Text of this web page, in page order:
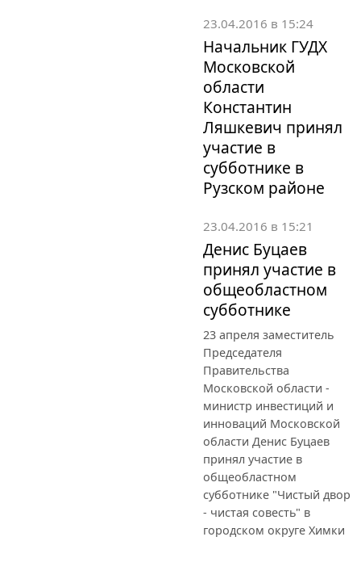
23.04.2016 в 15:24
Начальник ГУДХ
Московской
области
Константин
Ляшкевич принял
участие в
субботнике в
Рузском районе
23.04.2016 в 15:21
Денис Буцаев
принял участие в
общеобластном
субботнике
23 апреля заместитель
Председателя
Правительства
Московской области -
министр инвестиций и
инноваций Московской
области Денис Буцаев
принял участие в
общеобластном
субботнике "Чистый двор
- чистая совесть" в
городском округе Химки